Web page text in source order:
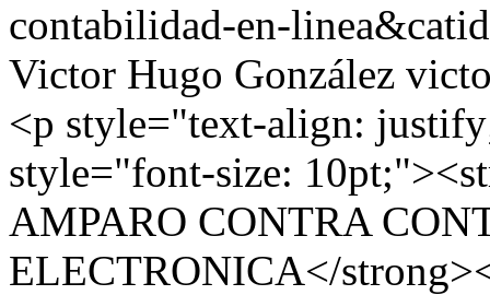
contabilidad-en-
Victor Hugo González
<p style="text-align:
style="font-size:
AMPARO CONTRA
ELECTRONICA</